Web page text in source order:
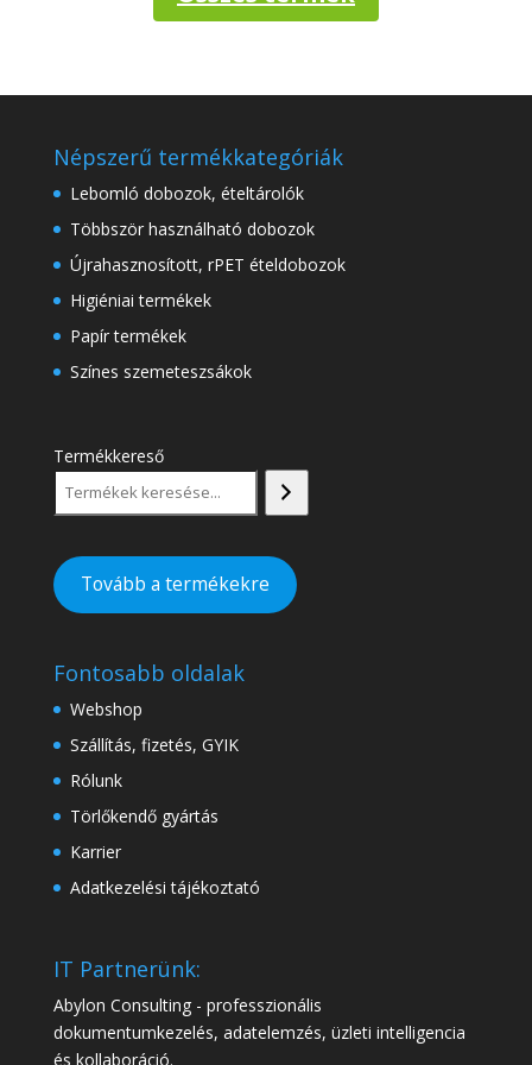
Népszerű termékkategóriák
Lebomló dobozok, ételtárolók
Többször használható dobozok
Újrahasznosított, rPET ételdobozok
Higiéniai termékek
Papír termékek
Színes szemeteszsákok
Termékkereső
Tovább a termékekre
Fontosabb oldalak
Webshop
Szállítás, fizetés, GYIK
Rólunk
Törlőkendő gyártás
Karrier
Adatkezelési tájékoztató
IT Partnerünk:
Abylon Consulting - professzionális
dokumentumkezelés, adatelemzés, üzleti intelligencia
és kollaboráció.